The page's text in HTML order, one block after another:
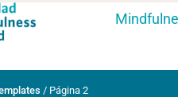
/ Página 2